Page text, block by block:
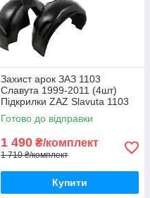
Захист арок ЗАЗ 1103
Славута 1999-2011 (4шт)
Підкрилки ZAZ Slavuta 1103
(комплект 4шт)
Готово до відправки
1 490 ₴/комплект
1 710 ₴/комплект
Купити